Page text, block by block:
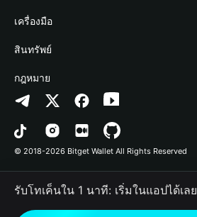
ข่าวสารด้านคริปโต
ศูนย์ช่วยเหลือ
ติดต่อเรา
ทรัพยากรข้อมูลของแบรนด์
อาชีพ
Payfi Crypto
Crypto Swap API
Altcoin Season Index
Prediction Markets
DApp
RWA
เชื่อมต่อ Wallet
Bitget Wallet Pay
ลิสต์โปรเจกต์
Protection Fund
เทคโนโลยีความปลอดภัย
เครื่องมือ
ซื้อคริปโต
การตรวจจับการอนุญาต
การตรวจจับสัญญา
การโอนเป็นชุด
สินทรัพย์
Arbitrum
Avalanche
Bitcoin
Polygon
กฎหมาย
นโยบายความเป็นส่วนตัว
ข้อตกลงในการใช้บริการ
© 2018-2026 Bitget Wallet All Rights Reserved
รับโทเค็นใน 1 นาที: เริ่มในแอปได้เลย